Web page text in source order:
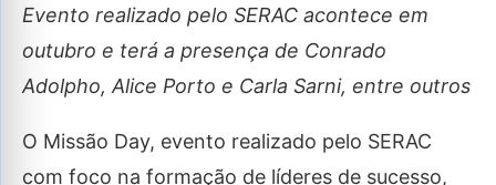
Evento realizado pelo SERAC acontece em
outubro e terá a presença de Conrado
Adolpho, Alice Porto e Carla Sarni, entre outros
O Missão Day, evento realizado pelo SERAC
com foco na formação de líderes de sucesso,